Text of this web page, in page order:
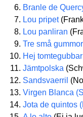
Branle de
Lou pripet
Lou panliran
Tre små gummor
Hej tomtegubbar
Jämtpolska
Sandsvaerril
Virgen Blanca
Jota de quintos